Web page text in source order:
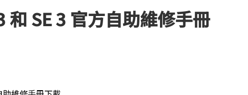
SE 3 官方自助維修手冊